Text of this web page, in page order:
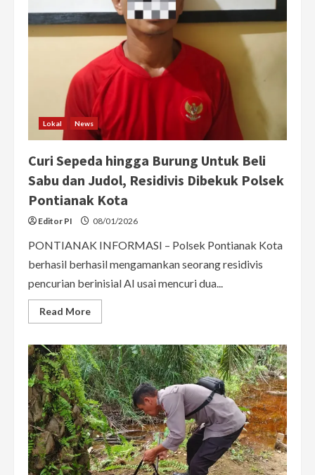
Air
Upas,
Rumah
Warga
Dibakar
dan
Ditembaki
Lokal News
Curi Sepeda hingga Burung Untuk Beli
Sabu dan Judol, Residivis Dibekuk Polsek
Pontianak Kota
Editor PI 08/01/2026
PONTIANAK INFORMASI – Polsek Pontianak Kota
berhasil berhasil mengamankan seorang residivis
pencurian berinisial AI usai mencuri dua...
Read MoreRead
more
Sepeda
hingga
Burung
Untuk
Beli
Sabu
dan
Judol,
Residivis
Dibekuk
Polsek
Pontianak
Kota